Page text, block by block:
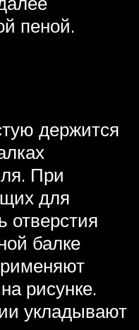
пеной.
держится
При
для
отверстия
балке
рисунке.
укладывают